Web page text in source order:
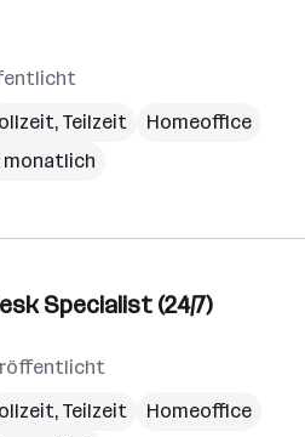
Teilzeit
Homeoffice
monatlich
Specialist (24/7)
Teilzeit
Homeoffice